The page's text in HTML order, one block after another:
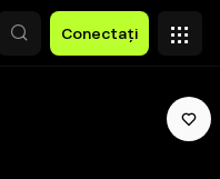
Conectați